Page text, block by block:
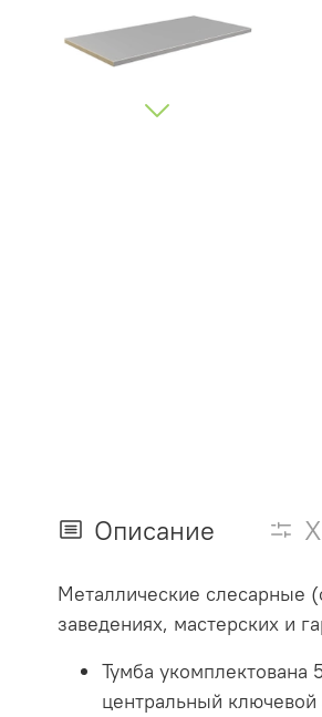
Описание
Металлические слесарные
заведениях, мастерских и
Тумба
центральный ключевой